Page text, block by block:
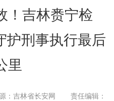
！吉林赉宁检
护刑事执行最后
里
：吉林省长安网
责任编辑：